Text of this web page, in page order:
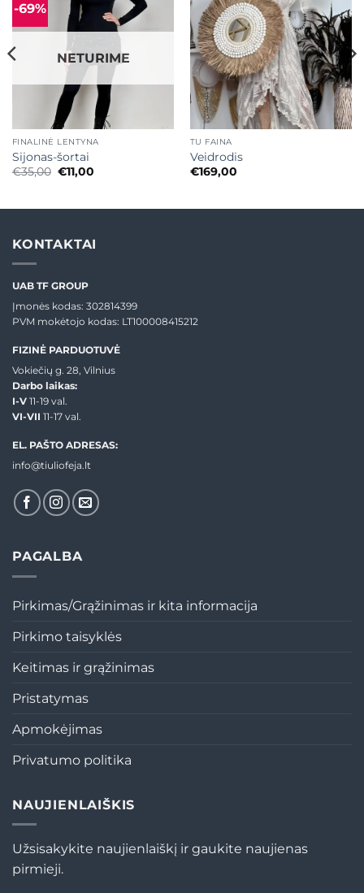
-69% Mėgstamiausias
NETURIME
FINALINĖ LENTYNA
Sijonas-šortai
€35,00 Original
price
€11,00Current
Mėgstamiausias
TU FAINA
Veidrodis
€169,00
KONTAKTAI
UAB TF GROUP
Įmonės kodas: 302814399
PVM mokėtojo kodas: LT100008415212
FIZINĖ PARDUOTUVĖ
Vokiečių g. 28, Vilnius
Darbo laikas:
I-V 11-19 val.
VI-VII 11-17 val.
EL. PAŠTO ADRESAS:
info@tiuliofeja.lt
PAGALBA
Pirkimas/Grąžinimas ir kita informacija
Pirkimo taisyklės
Keitimas ir grąžinimas
Pristatymas
Apmokėjimas
Privatumo politika
NAUJIENLAIŠKIS
Užsisakykite naujienlaiškį ir gaukite naujienas
pirmieji.